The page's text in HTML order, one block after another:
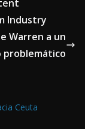
Industry
Warren a un
problemático
Ceuta